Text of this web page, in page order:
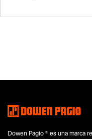
Dowen Pagio ® es una marca